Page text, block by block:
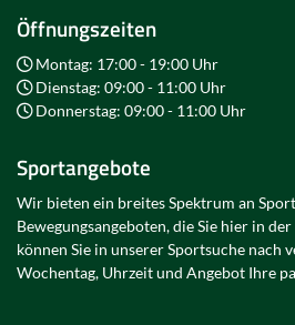
Öffnungszeiten
Montag: 17:00 - 19:00 Uhr
Dienstag: 09:00 - 11:00 Uhr
Donnerstag: 09:00 - 11:00 Uhr
Sportangebote
Wir bieten ein breites Spektrum an
Bewegungsangeboten, die Sie hier in
können Sie in unserer Sportsuche nach
Wochentag, Uhrzeit und Angebot Ihre